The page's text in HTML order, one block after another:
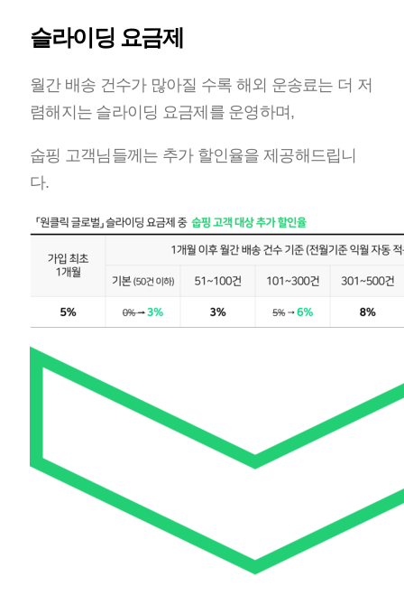
슬라이딩 요금제
월간 배송 건수가 많아질 수록 해외 운송료는 더 저
렴해지는 슬라이딩 요금제를 운영하며,
숩핑 고객님들께는 추가 할인율을 제공해드립니
다.